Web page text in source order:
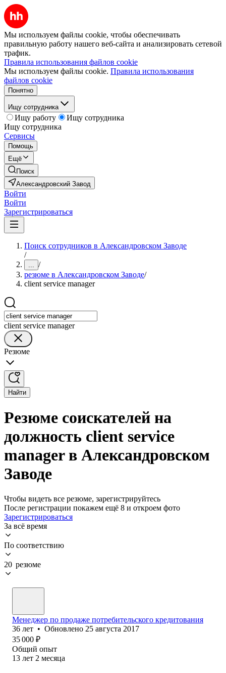
Мы используем файлы cookie, чтобы обеспечивать
правильную работу нашего веб-сайта и анализировать сетевой
трафик.
Правила использования файлов cookie
Мы используем файлы cookie. Правила использования
файлов cookie
Понятно
Ищу сотрудника
Ищу работу
Ищу сотрудника
Ищу сотрудника
Сервисы
Помощь
Ещё
Поиск
Александровский Завод
Войти
Войти
Зарегистрироваться
Поиск сотрудников в Александровском Заводе
/
... /
резюме в Александровском Заводе/
client service manager
client service manager
Резюме
Найти
Резюме соискателей на
должность client service
manager в Александровском
Заводе
Чтобы видеть все резюме, зарегистрируйтесь
После регистрации покажем ещё 8 и откроем фото
Зарегистрироваться
За всё время
По соответствию
20 резюме
Менеджер по продаже потр⁢ебительского кредитования
36 лет • Обновлено 25 августа 2017
35 000 ₽
Общий опыт
13 лет 2 месяца